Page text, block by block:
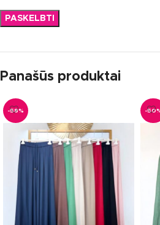
Panašūs produktai
-58% -